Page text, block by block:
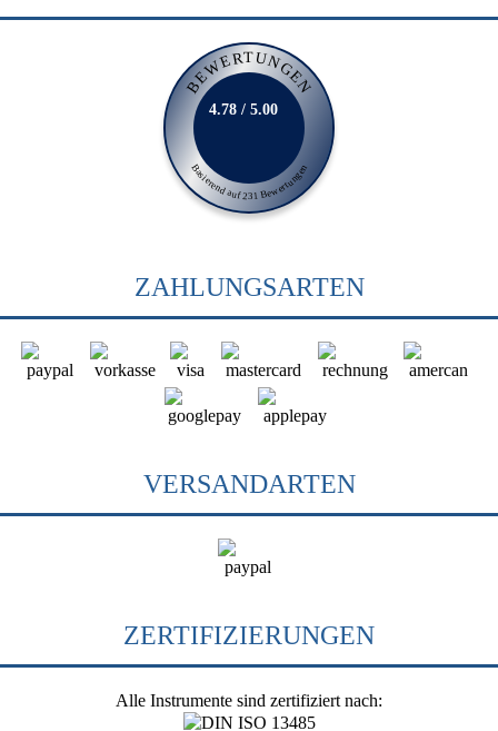
BEWERTUNGEN
Basierend auf 231 Bewertungen
4.78 / 5.00
ZAHLUNGSARTEN
VERSANDARTEN
ZERTIFIZIERUNGEN
Alle Instrumente sind zertifiziert nach: